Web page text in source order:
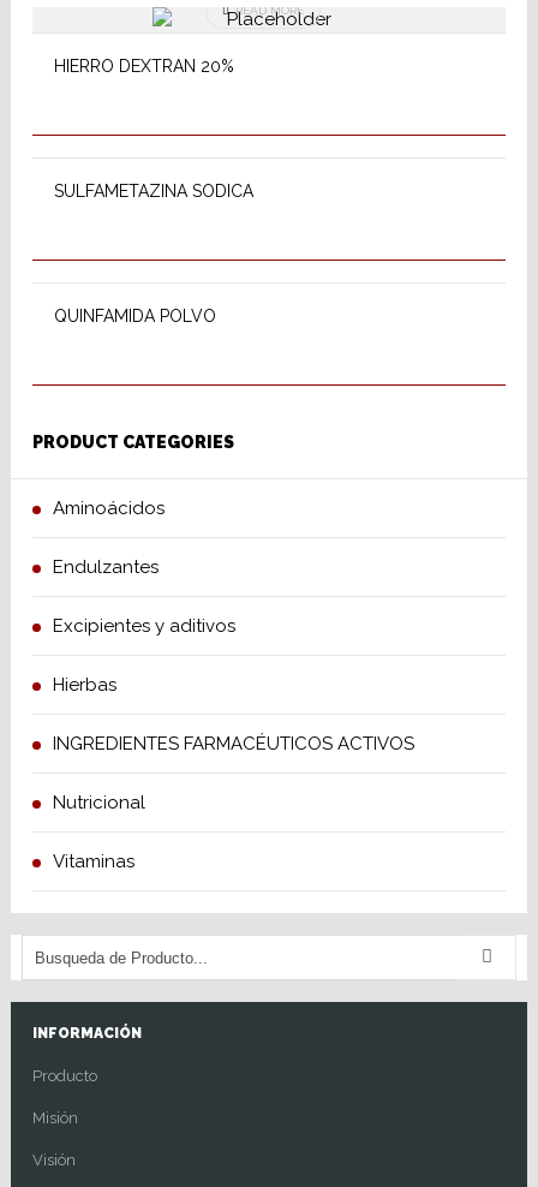
HIERRO DEXTRAN 20%
READ MORE
SULFAMETAZINA SODICA
READ MORE
QUINFAMIDA POLVO
READ MORE
PRODUCT CATEGORIES
Aminoácidos
Endulzantes
Excipientes y aditivos
Hierbas
INGREDIENTES FARMACÉUTICOS ACTIVOS
Nutricional
Vitaminas
INFORMACIÓN
Producto
Misión
Visión